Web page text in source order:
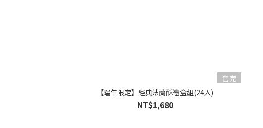
售完
【端午限定】經典法蘭酥禮盒組(24入)
NT$1,680